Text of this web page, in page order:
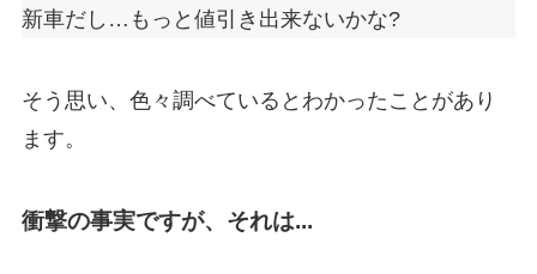
新車だし…もっと値引き出来ないかな?
そう思い、色々調べているとわかったことがあり
ます。
衝撃の事実ですが、 それは...